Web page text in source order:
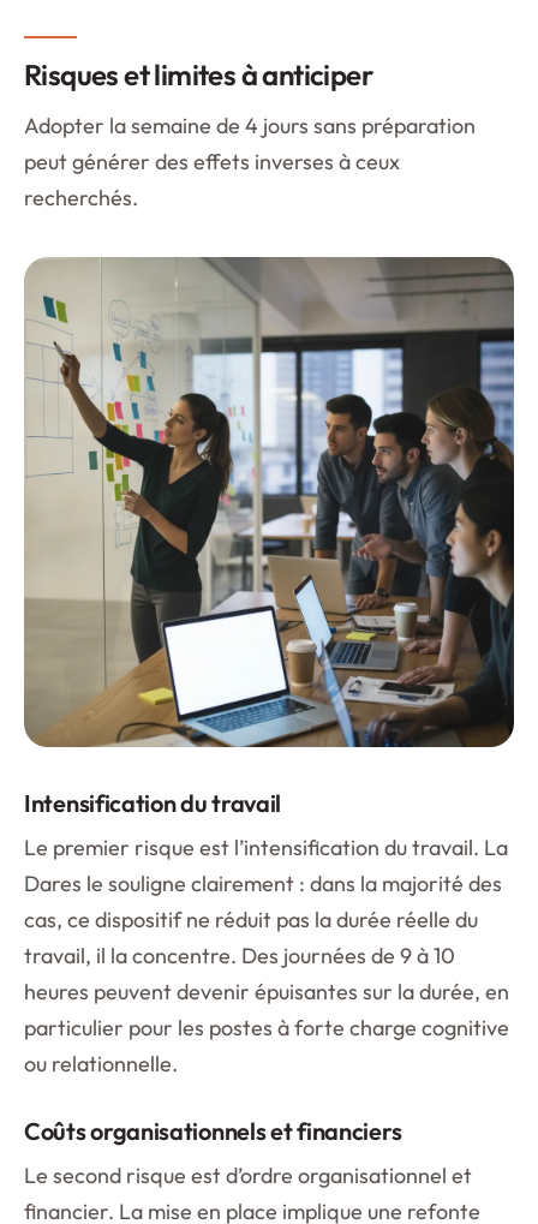
Risques et limites à anticiper
Adopter la semaine de 4 jours sans préparation
peut générer des effets inverses à ceux
recherchés.
Intensification du travail
Le premier risque est l’intensification du travail. La
Dares le souligne clairement : dans la majorité des
cas, ce dispositif ne réduit pas la durée réelle du
travail, il la concentre. Des journées de 9 à 10
heures peuvent devenir épuisantes sur la durée, en
particulier pour les postes à forte charge cognitive
ou relationnelle.
Coûts organisationnels et financiers
Le second risque est d’ordre organisationnel et
financier. La mise en place implique une refonte